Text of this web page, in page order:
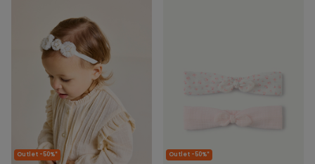
Outlet -50%* Outlet -50%*